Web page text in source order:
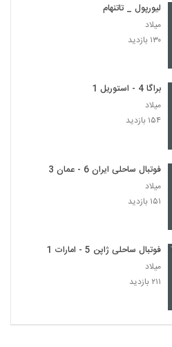
لیورپول _ تاتنهام
میلاد
۱۳۰ بازدید
براگا 4 - استوریل 1
میلاد
۱۵۴ بازدید
فوتبال ساحلی ایران 6 - عمان 3
میلاد
۱۵۱ بازدید
فوتبال ساحلی ژاپن 5 - امارات 1
میلاد
۲۱۱ بازدید